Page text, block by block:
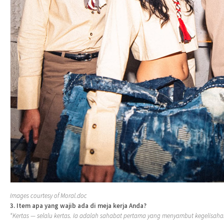
Images courtesy of Moral.doc
3. Item apa yang wajib ada di meja kerja Anda?
“Kertas — selalu kertas. Ia adalah sahabat pertama yang menyambut